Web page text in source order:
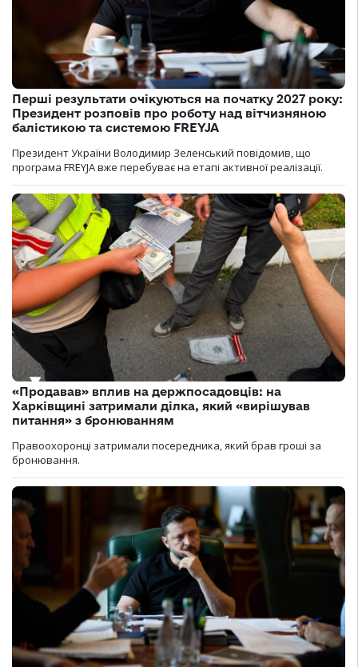
Перші результати очікуються на початку 2027 року:
Президент розповів про роботу над вітчизняною
балістикою та системою FREYJA
Президент України Володимир Зеленський повідомив, що
програма FREYJA вже перебуває на етапі активної реалізації.
«Продавав» вплив на держпосадовців: на
Харківщині затримали ділка, який «вирішував
питання» з бронюванням
Правоохоронці затримали посередника, який брав гроші за
бронювання.